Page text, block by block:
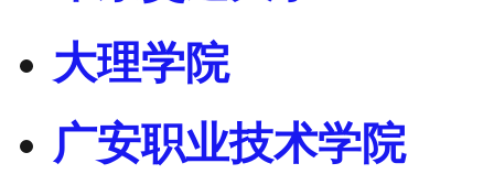
大理学院
广安职业技术学院